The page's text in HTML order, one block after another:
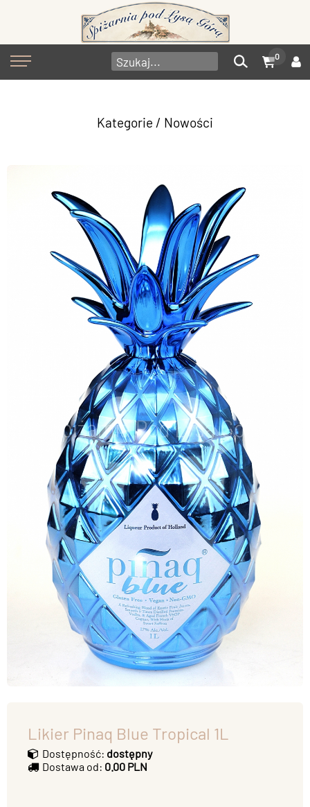
0
Kategorie / Nowości
Likier Pinaq Blue Tropical 1L
Dostępność: dostępny
Dostawa od: 0.00 PLN